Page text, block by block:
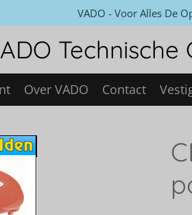
VADO - Voor Alles De
Over VADO Contact